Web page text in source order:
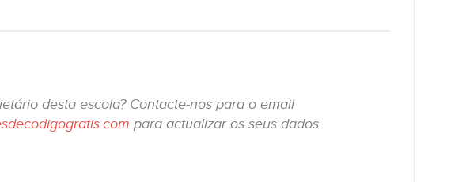
desta escola? Contacte-nos para o email
para actualizar os seus dados.